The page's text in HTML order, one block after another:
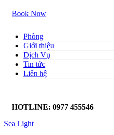
Book Now
Phòng
Giới thiệu
Dịch Vụ
Tin tức
Liên hệ
HOTLINE: 0977 455546
Sea Light